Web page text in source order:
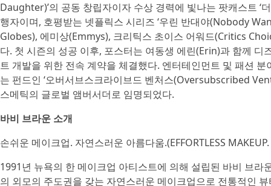
Daughter)’의 공동 창립자이자 수상 경력에 빛나는 팟캐스트 ‘
행자이며, 호평받는 넷플릭스 시리즈 ‘우린 반대야(Nobody
Globes), 에미상(Emmys), 크리틱스 초이스 어워드(Critics
다. 첫 시즌의 성공 이후, 포스터는 여동생 에린(Erin)과 함께
트 개발을 위한 전속 계약을 체결했다. 엔터테인먼트 및 패션
는 펀드인 ‘오버서브스크라이브드 벤처스(Oversubscribed
스메틱의 글로벌 앰버서더로 임명되었다.
바비 브라운 소개
손쉬운 메이크업. 자연스러운 아름다움.(EFFORTLESS
1991년 뉴욕의 한 메이크업 아티스트에 의해 설립된 바비 브
의 외모의 주도권을 갖는 자연스러운 메이크업으로 전통적인